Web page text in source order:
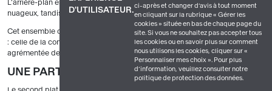
D'UTILISATEUR.
ci-après et changer d’avis à tout moment
en cliquant sur la rubrique « Gérer les
cookies » située en bas de chaque page du
site. Si vous ne souhaitez pas accepter tous
les cookies ou en savoir plus sur comment
nous utilisons les cookies, cliquer sur «
Personnaliser mes choix ». Pour plus
d’information, veuillez consulter notre
politique de protection des données.
L'arrière-plan est composé de montagnes se détachant sur un ciel
nuageux, tandis que le sol est tapissé de petites fleurs rouges.
Cet ensemble correspond à une scène fréquente dans la peinture persane
: celle de la conversation entre un prince et un vénérable personnage,
agrémentée de musique et de mets choisis.
UNE PARTIE DE CHASSE